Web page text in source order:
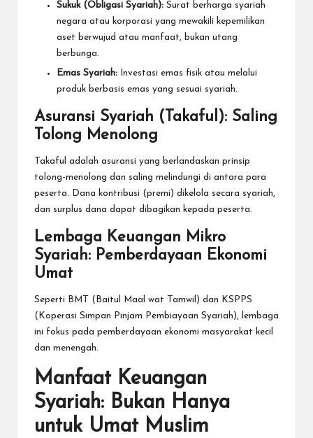
Sukuk (Obligasi Syariah): Surat berharga syariah
negara atau korporasi yang mewakili kepemilikan
aset berwujud atau manfaat, bukan utang
berbunga.
Emas Syariah: Investasi emas fisik atau melalui
produk berbasis emas yang sesuai syariah.
Asuransi Syariah (Takaful): Saling
Tolong Menolong
Takaful adalah asuransi yang berlandaskan prinsip
tolong-menolong dan saling melindungi di antara para
peserta. Dana kontribusi (premi) dikelola secara syariah,
dan surplus dana dapat dibagikan kepada peserta.
Lembaga Keuangan Mikro
Syariah: Pemberdayaan Ekonomi
Umat
Seperti BMT (Baitul Maal wat Tamwil) dan KSPPS
(Koperasi Simpan Pinjam Pembiayaan Syariah), lembaga
ini fokus pada pemberdayaan ekonomi masyarakat kecil
dan menengah.
Manfaat Keuangan
Syariah: Bukan Hanya
untuk Umat Muslim